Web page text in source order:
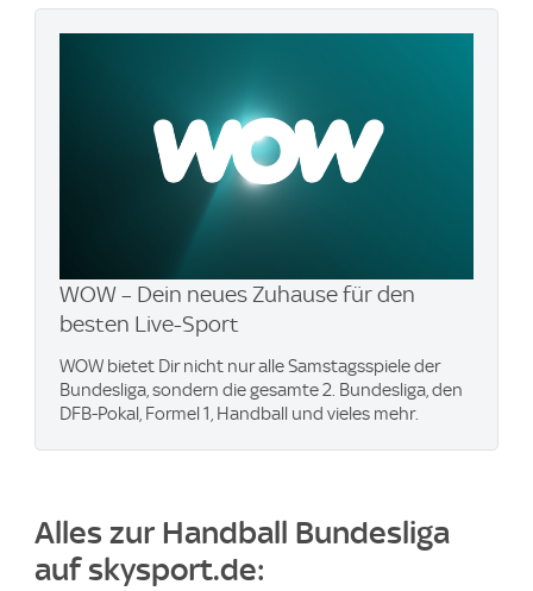
WOW – Dein neues Zuhause für den
besten Live-Sport
WOW bietet Dir nicht nur alle Samstagsspiele der
Bundesliga, sondern die gesamte 2. Bundesliga, den
DFB-Pokal, Formel 1, Handball und vieles mehr.
Alles zur Handball Bundesliga
auf skysport.de: